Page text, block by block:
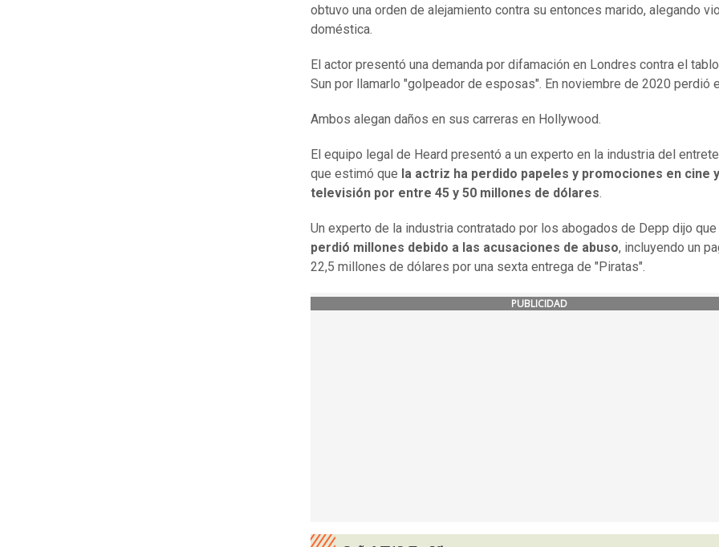
obtuvo una orden de alejamiento contra su entonces marido, alegando
doméstica.
El actor presentó una demanda por difamación en Londres contra el
Sun por llamarlo "golpeador de esposas". En noviembre de 2020 perdió
Ambos alegan daños en sus carreras en Hollywood.
El equipo legal de Heard presentó a un experto en la industria del
que estimó que la actriz ha perdido papeles y promociones en cine y
televisión por entre 45 y 50 millones de dólares.
Un experto de la industria contratado por los abogados de Depp dijo que
perdió millones debido a las acusaciones de abuso, incluyendo un
22,5 millones de dólares por una sexta entrega de "Piratas".
PUBLICIDAD